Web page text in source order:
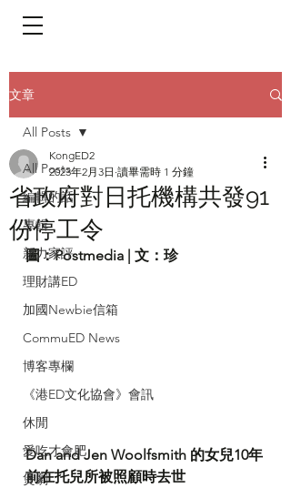
文章
All Posts
編輯的話
專輯
新力家評
理財講ED
加國Newbie信箱
CommuED News
博客專欄
《港ED文化協會》會訊
休閒
愛吃才會肥
煲劇
All Posts
省政府對日托機構共發91
份停工令
KongED2
2023年2月3日 讀畢需時 1 分鐘
圖：Postmedia | 文：珍
Dan and Jen Woolfsmith 的女兒10年
前在托兒所被照顧時去世